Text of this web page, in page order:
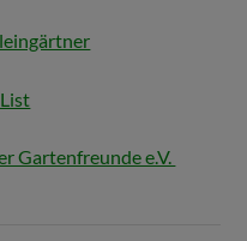
Gartenfreunde e.V.